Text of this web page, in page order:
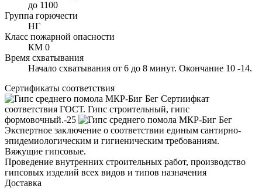
до 1100
Группа горючести
НГ
Класс пожарной опасности
КМ 0
Время схватывания
Начало схватывания от 6 до 8 минут. Окончание 10 -14.
Сертификаты соответствия
Сертиифкат
соответствия ГОСТ. Гипс строительный, гипс
формовочный.-25
Экспертное заключение о соответствии единым сантирно-
эпидемиологическим и гигиеническим требованиям.
Вяжущие гипсовые.
Проведение внутренних строительных работ, производство
гипсовых изделий всех видов и типов назначения
Доставка